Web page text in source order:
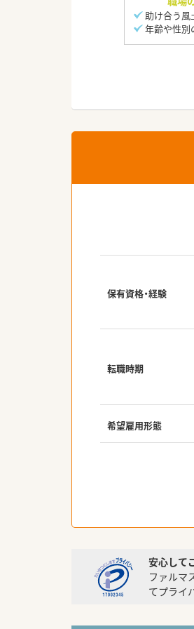
助け合う風
年齢や性別
保有資格・経験
転職時期
希望雇用形態
安心して
ファルマ
てプライ